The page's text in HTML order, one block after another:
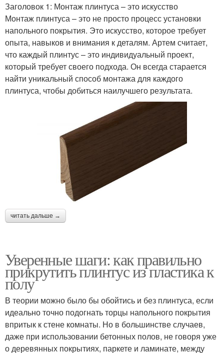
Заголовок 1: Монтаж плинтуса – это искусство
Монтаж плинтуса – это не просто процесс установки
напольного покрытия. Это искусство, которое требует
опыта, навыков и внимания к деталям. Артем считает,
что каждый плинтус – это индивидуальный проект,
который требует своего подхода. Он всегда старается
найти уникальный способ монтажа для каждого
плинтуса, чтобы добиться наилучшего результата.
читать дальше →
Уверенные шаги: как правильно
прикрутить плинтус из пластика к
полу
В теории можно было бы обойтись и без плинтуса, если
идеально точно подогнать торцы напольного покрытия
впритык к стене комнаты. Но в большинстве случаев,
даже при использовании бетонных полов, не говоря уже
о деревянных покрытиях, паркете и ламинате, между